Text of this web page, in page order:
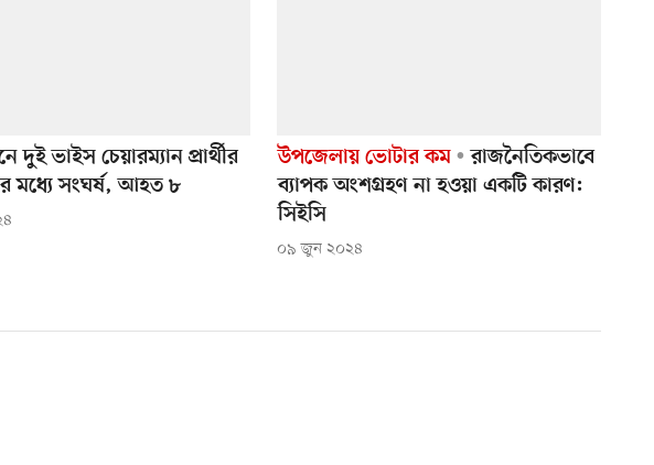
দুই ভাইস চেয়ারম্যান প্রার্থীর
মধ্যে সংঘর্ষ, আহত ৮
উপজেলায় ভোটার কম
রাজনৈতিকভাবে
ব্যাপক অংশগ্রহণ না হওয়া একটি কারণ:
সিইসি
০৯ জুন ২০২৪